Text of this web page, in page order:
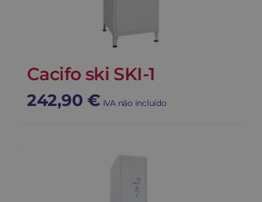
Cacifo ski SKI-1
242,90 € IVA não incluído